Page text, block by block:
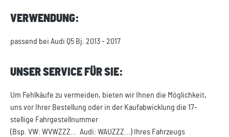
VERWENDUNG:
passend bei Audi Q5 Bj. 2013 - 2017
UNSER SERVICE FÜR SIE:
Um Fehlkäufe zu vermeiden, bieten wir Ihnen die Möglichkeit,
uns vor Ihrer Bestellung oder in der Kaufabwicklung die 17-
stellige Fahrgestellnummer
(Bsp. VW: WVWZZZ... Audi: WAUZZZ...) Ihres Fahrzeugs